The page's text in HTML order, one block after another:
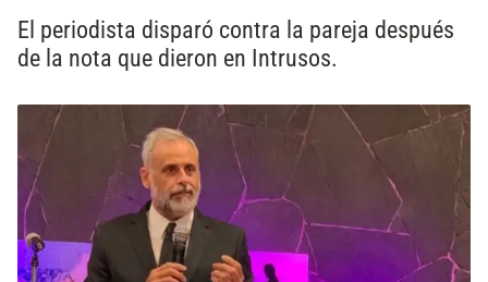
El periodista disparó contra la pareja después
de la nota que dieron en Intrusos.